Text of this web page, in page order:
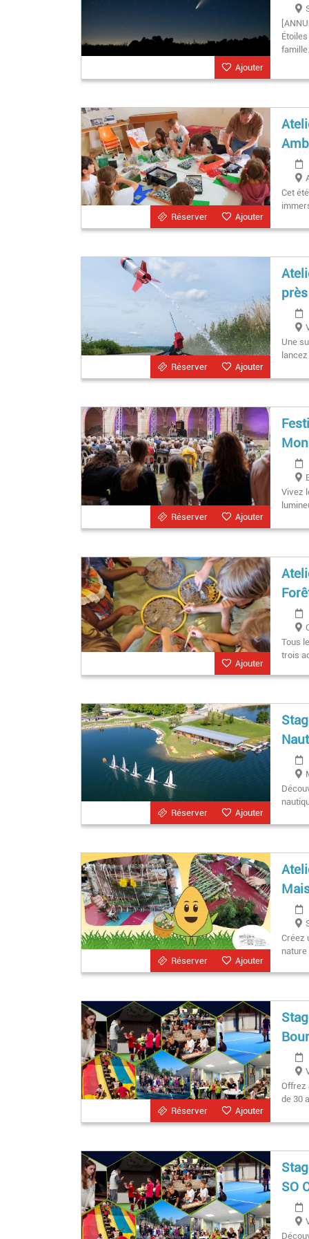
Ajouter
famille.
Ajouter
Réserver
Cet
Ajouter
Réserver
Une
Ajouter
Réserver
Vivez
Ajouter
Tous
trois
Ajouter
Réserver
Ajouter
Réserver
Créez
Ajouter
Réserver
Offrez
de 30
SO